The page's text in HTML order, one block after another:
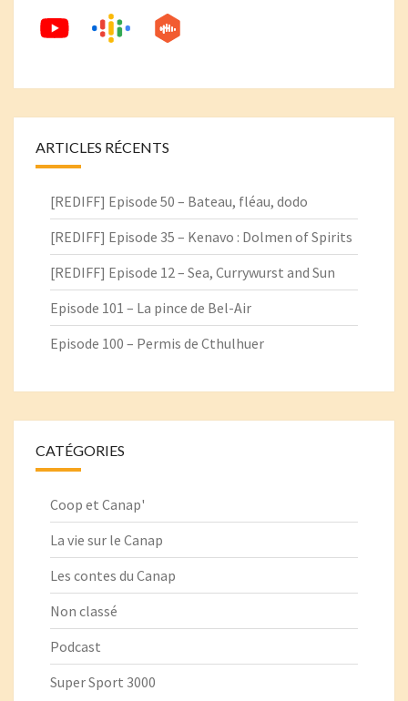
ARTICLES RÉCENTS
[REDIFF] Episode 50 – Bateau, fléau, dodo
[REDIFF] Episode 35 – Kenavo : Dolmen of Spirits
[REDIFF] Episode 12 – Sea, Currywurst and Sun
Episode 101 – La pince de Bel-Air
Episode 100 – Permis de Cthulhuer
CATÉGORIES
Coop et Canap'
La vie sur le Canap
Les contes du Canap
Non classé
Podcast
Super Sport 3000